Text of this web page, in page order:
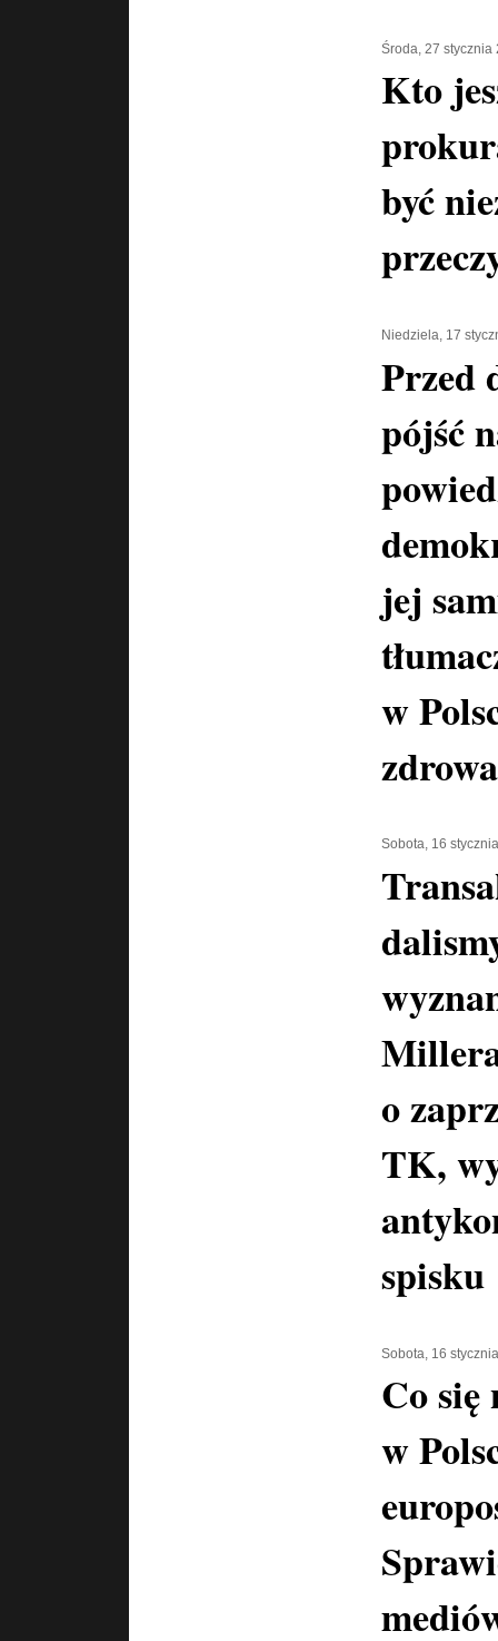
Środa, 27 stycznia
Kto
być
Niedziela, 17
Przed
pójść
jej
w
Sobota, 16
o
TK,
spisku
Sobota, 16
Co się
w